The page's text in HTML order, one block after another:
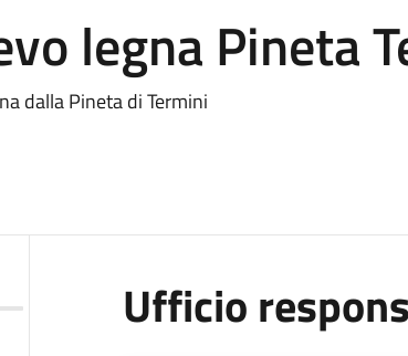
legna Pineta
dalla Pineta di Termini
Ufficio